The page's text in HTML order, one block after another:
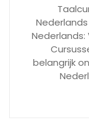
belangrijk